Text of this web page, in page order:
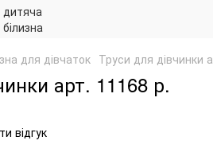
для дівчаток Труси для дівчинки
арт. 11168 р.
відгук